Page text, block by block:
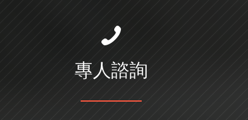
專人諮詢